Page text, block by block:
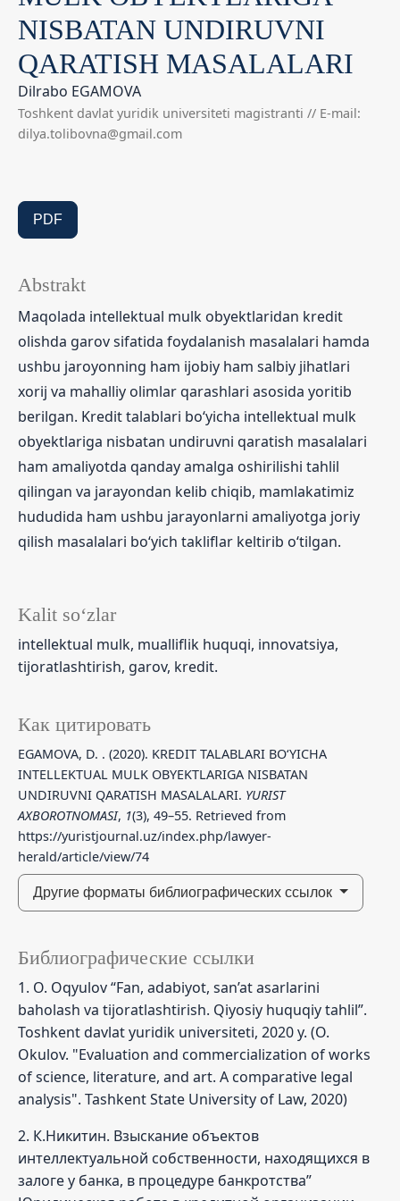
NISBATAN UNDIRUVNI
QARATISH MASALALARI
Dilrabo EGAMOVA
Toshkent davlat yuridik universiteti magistranti // E-mail:
dilya.tolibovna@gmail.com
PDF
Kalit so‘zlar
intellektual mulk, mualliflik huquqi, innovatsiya,
tijoratlashtirish, garov, kredit.
Как цитировать
EGAMOVA, D. . (2020). KREDIT TALABLARI BO‘YICHA
INTELLEKTUAL MULK OBYEKTLARIGA NISBATAN
UNDIRUVNI QARATISH MASALALARI. YURIST
AXBOROTNOMASI, 1(3), 49–55. Retrieved from
https://yuristjournal.uz/index.php/lawyer-
herald/article/view/74
Другие форматы библиографических ссылок
Abstrakt
Maqolada intellektual mulk obyektlaridan kredit
olishda garov sifatida foydalanish masalalari hamda
ushbu jaroyonning ham ijobiy ham salbiy jihatlari
xorij va mahalliy olimlar qarashlari asosida yoritib
berilgan. Kredit talablari bo‘yicha intellektual mulk
obyektlariga nisbatan undiruvni qaratish masalalari
ham amaliyotda qanday amalga oshirilishi tahlil
qilingan va jarayondan kelib chiqib, mamlakatimiz
hududida ham ushbu jarayonlarni amaliyotga joriy
qilish masalalari bo‘yich takliflar keltirib o‘tilgan.
Библиографические ссылки
1. O. Oqyulov “Fan, adabiyot, san’at asarlarini
baholash va tijoratlashtirish. Qiyosiy huquqiy tahlil”.
Toshkent davlat yuridik universiteti, 2020 y. (O.
Okulov. "Evaluation and commercialization of works
of science, literature, and art. A comparative legal
analysis". Tashkent State University of Law, 2020)
2. К.Никитин. Взыскание объектов
интеллектуальной собственности, находящихся в
залоге у банка, в процедуре банкротства”